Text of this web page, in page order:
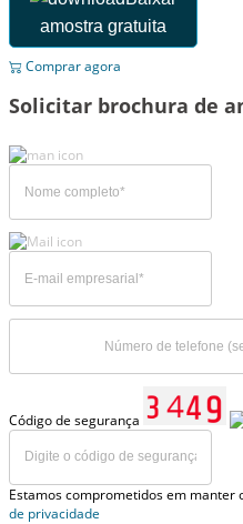
amostra gratuita
Comprar agora
Solicitar brochura de
Código de segurança
Estamos comprometidos em manter
de privacidade